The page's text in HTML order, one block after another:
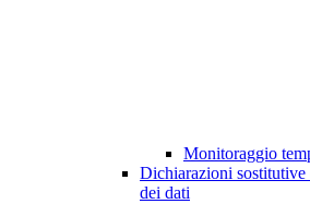
Monitoraggio
Dichiarazioni
dei dati